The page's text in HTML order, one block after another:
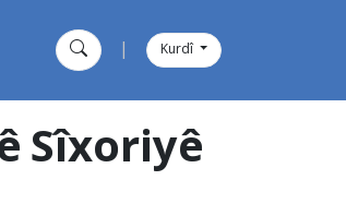
Kurdî
Sîxoriyê